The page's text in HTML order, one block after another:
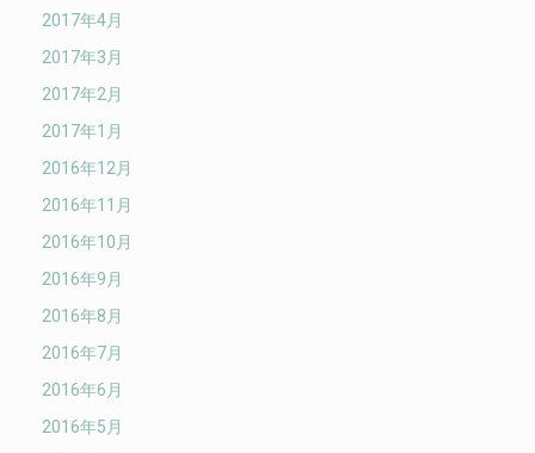
2017年4月
2017年3月
2017年2月
2017年1月
2016年12月
2016年11月
2016年10月
2016年9月
2016年8月
2016年7月
2016年6月
2016年5月